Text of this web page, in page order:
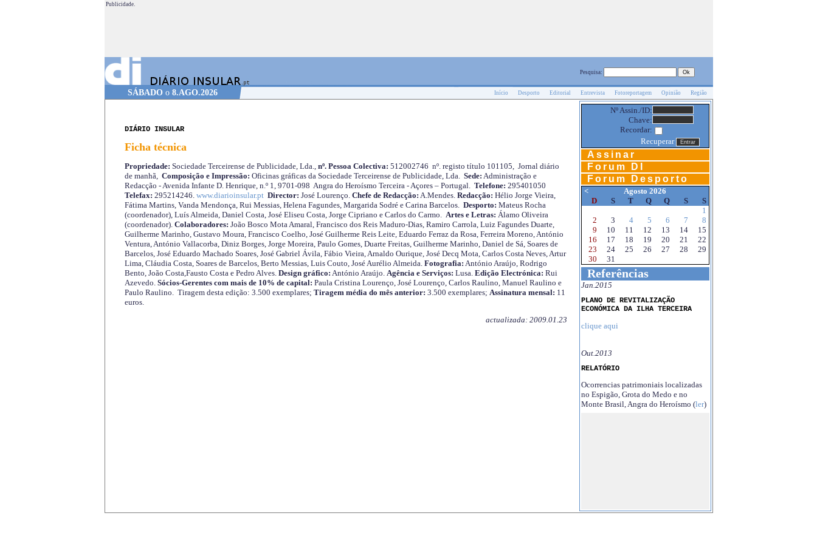
Publicidade.
Pesquisa:
SÁBADO o 8.AGO.2026 Início Desporto Editorial Entrevista Fotoreportagem Opinião Região
DIÁRIO INSULAR
Ficha técnica
Propriedade: Sociedade Terceirense de Publicidade, Lda.,nº. Pessoa Colectiva: 512002746 nº. registo título 101105, Jornal diário
de manhã, Composição e Impressão: Oficinas gráficas da Sociedade Terceirense de Publicidade, Lda. Sede: Administração e
Redacção - Avenida Infante D. Henrique, n.º 1, 9701-098 Angra do Heroísmo Terceira - Açores – Portugal. Telefone: 295401050
Telefax: 295214246. www.diarioinsular.pt Director: José Lourenço. Chefe de Redacção: A.Mendes. Redacção: Hélio Jorge Vieira,
Fátima Martins, Vanda Mendonça, Rui Messias, Helena Fagundes, Margarida Sodré e Carina Barcelos. Desporto: Mateus Rocha
(coordenador), Luís Almeida, Daniel Costa, José Eliseu Costa, Jorge Cipriano e Carlos do Carmo. Artes e Letras: Álamo Oliveira
(coordenador). Colaboradores: João Bosco Mota Amaral, Francisco dos Reis Maduro-Dias, Ramiro Carrola, Luiz Fagundes Duarte,
Guilherme Marinho, Gustavo Moura, Francisco Coelho, José Guilherme Reis Leite, Eduardo Ferraz da Rosa, Ferreira Moreno, António
Ventura, António Vallacorba, Diniz Borges, Jorge Moreira, Paulo Gomes, Duarte Freitas, Guilherme Marinho, Daniel de Sá, Soares de
Barcelos, José Eduardo Machado Soares, José Gabriel Ávila, Fábio Vieira, Arnaldo Ourique, José Decq Mota, Carlos Costa Neves, Artur
Lima, Cláudia Costa, Soares de Barcelos, Berto Messias, Luis Couto, José Aurélio Almeida. Fotografia: António Araújo, Rodrigo
Bento, João Costa,Fausto Costa e Pedro Alves. Design gráfico: António Araújo. Agência e Serviços: Lusa. Edição Electrónica: Rui
Azevedo. Sócios-Gerentes com mais de 10% de capital: Paula Cristina Lourenço, José Lourenço, Carlos Raulino, Manuel Raulino e
Paulo Raulino. Tiragem desta edição: 3.500 exemplares; Tiragem média do mês anterior: 3.500 exemplares; Assinatura mensal: 11
euros.
actualizada: 2009.01.23
Nº Assin./ID:
Chave:
Recordar:
Recuperar
Assinar
Forum DI
Forum Desporto
<
Agosto 2026
D
S T Q Q S
S
1
2
3 4 5 6 7
8
9
10 11 12 13 14
15
16
17 18 19 20 21
22
23
24 25 26 27 28
29
30
31
Referências
Jan.2015
PLANO DE REVITALIZAÇÃO
ECONÓMICA DA ILHA TERCEIRA
clique aqui
Out.2013
RELATÓRIO
Ocorrencias patrimoniais localizadas
no Espigão, Grota do Medo e no
Monte Brasil, Angra do Heroísmo (ler)